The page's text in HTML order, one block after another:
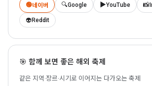
🟢네이버 🔍Google ▶️YouTube 📸
👽 Reddit
🎯 함께 보면 좋은 해외 축제
같은 지역·장르·시기로 이어지는 다가오는 축제
라 토마티나
🇪🇸 Buñol · 2026-08-26
로우랜즈
🇳🇱 Biddinghuizen ·
2026-08-21